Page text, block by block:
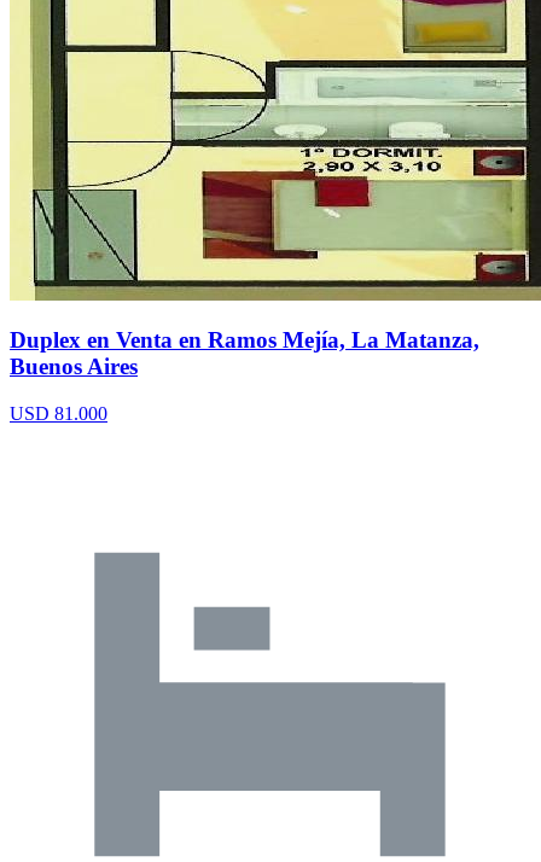
Duplex en Venta en Ramos Mejía, La Matanza,
Buenos Aires
USD 81.000